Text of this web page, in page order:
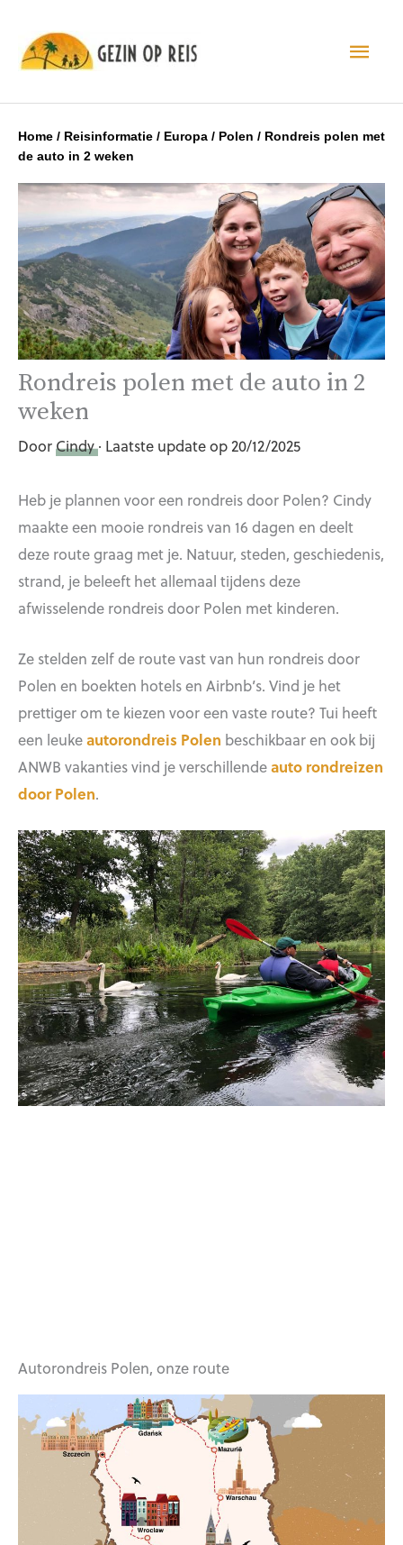
Home / Reisinformatie / Europa / Polen / Rondreis polen met
de auto in 2 weken
Rondreis polen met de auto in 2
weken
DoorCindy· Laatste update op 20/12/2025
Heb je plannen voor een rondreis door Polen? Cindy
maakte een mooie rondreis van 16 dagen en deelt
deze route graag met je. Natuur, steden, geschiedenis,
strand, je beleeft het allemaal tijdens deze
afwisselende rondreis door Polen met kinderen.
Ze stelden zelf de route vast van hun rondreis door
Polen en boekten hotels en Airbnb’s. Vind je het
prettiger om te kiezen voor een vaste route? Tui heeft
een leukeautorondreis Polen beschikbaar en ook bij
ANWB vakanties vind je verschillendeauto rondreizen
door Polen.
Autorondreis Polen, onze route